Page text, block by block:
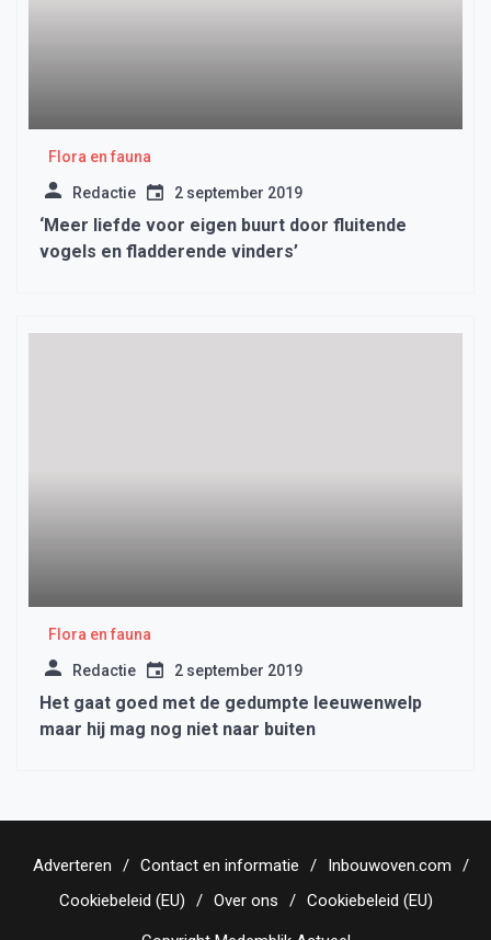
Flora en fauna
Redactie 2 september 2019
‘Meer liefde voor eigen buurt door fluitende
vogels en fladderende vinders’
Flora en fauna
Redactie 2 september 2019
Het gaat goed met de gedumpte leeuwenwelp
maar hij mag nog niet naar buiten
Adverteren Contact en informatie
Inbouwoven.com
Cookiebeleid (EU)
Over ons Cookiebeleid (EU)